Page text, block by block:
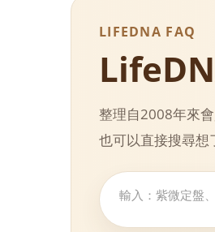
LIFEDNA FAQ
整理自2008年來
也可以直接搜尋想